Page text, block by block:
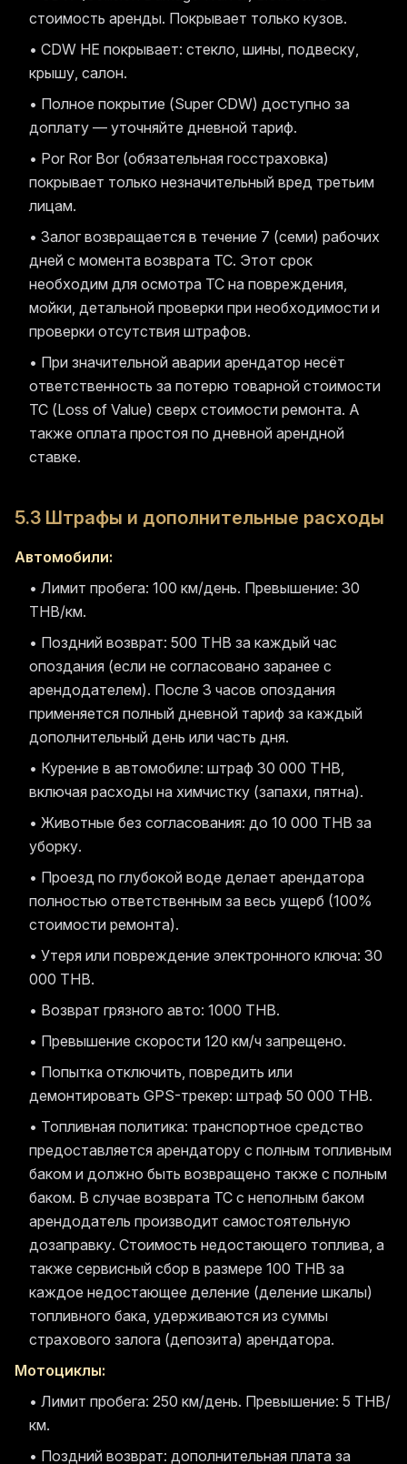
стоимость аренды. Покрывает только кузов.
• CDW НЕ покрывает: стекло, шины, подвеску,
крышу, салон.
• Полное покрытие (Super CDW) доступно за
доплату — уточняйте дневной тариф.
• Por Ror Bor (обязательная госстраховка)
покрывает только незначительный вред третьим
лицам.
• Залог возвращается в течение 7 (семи) рабочих
дней с момента возврата ТС. Этот срок
необходим для осмотра ТС на повреждения,
мойки, детальной проверки при необходимости и
проверки отсутствия штрафов.
• При значительной аварии арендатор несёт
ответственность за потерю товарной стоимости
ТС (Loss of Value) сверх стоимости ремонта. А
также оплата простоя по дневной арендной
ставке.
5.3 Штрафы и дополнительные расходы
Автомобили:
• Лимит пробега: 100 км/день. Превышение: 30
THB/км.
• Поздний возврат: 500 THB за каждый час
опоздания (если не согласовано заранее с
арендодателем). После 3 часов опоздания
применяется полный дневной тариф за каждый
дополнительный день или часть дня.
• Курение в автомобиле: штраф 30 000 THB,
включая расходы на химчистку (запахи, пятна).
• Животные без согласования: до 10 000 THB за
уборку.
• Проезд по глубокой воде делает арендатора
полностью ответственным за весь ущерб (100%
стоимости ремонта).
• Утеря или повреждение электронного ключа: 30
000 THB.
• Возврат грязного авто: 1000 THB.
• Превышение скорости 120 км/ч запрещено.
• Попытка отключить, повредить или
демонтировать GPS-трекер: штраф 50 000 THB.
• Топливная политика: транспортное средство
предоставляется арендатору с полным топливным
баком и должно быть возвращено также с полным
баком. В случае возврата ТС с неполным баком
арендодатель производит самостоятельную
дозаправку. Стоимость недостающего топлива, а
также сервисный сбор в размере 100 THB за
каждое недостающее деление (деление шкалы)
топливного бака, удерживаются из суммы
страхового залога (депозита) арендатора.
Мотоциклы:
• Лимит пробега: 250 км/день. Превышение: 5 THB/
км.
• Поздний возврат: дополнительная плата за